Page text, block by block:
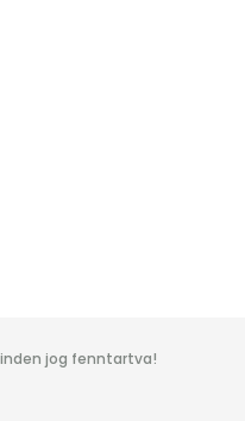
jog fenntartva!